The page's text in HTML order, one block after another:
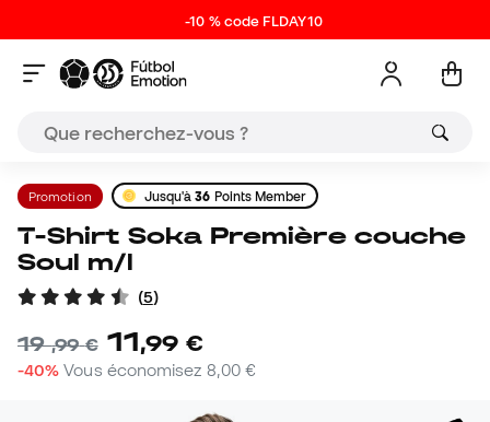
-10 % code FLDAY10
Promotion Jusqu'à36 Points Member
T-Shirt Soka Première couche
Soul m/l
(5)
19,99 € 11,99 €
-40% Vous économisez 8,00 €